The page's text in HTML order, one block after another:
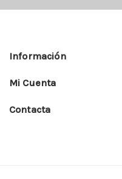
Información
Mi Cuenta
Contacta